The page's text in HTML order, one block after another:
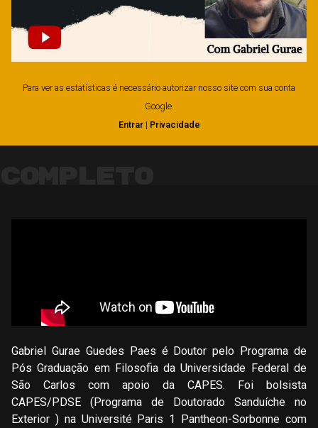
Para ver as estatísticas é necessário autorizar nosso site com sua conta
Google.
Entrar| Privacidade
Gabriel Gurae Guedes Paes é Doutor pelo Programa de
Pós Graduação em Filosofia da Universidade Federal de
São Carlos com apoio da CAPES. Foi bolsista
CAPES/PDSE (Programa de Doutorado Sanduíche no
Exterior ) na Université Paris 1 Pantheon-Sorbonne com